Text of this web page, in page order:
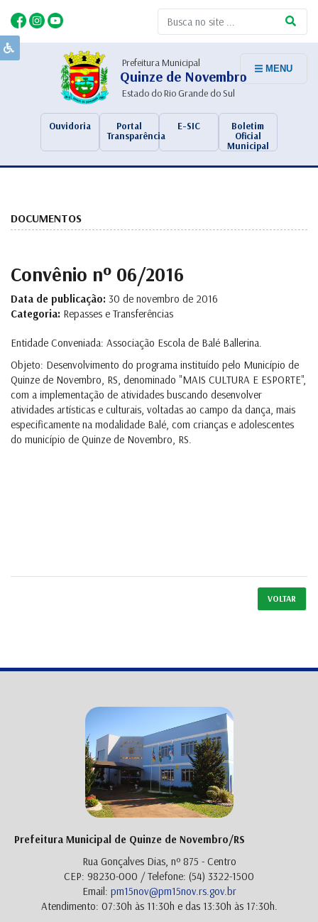
Prefeitura Municipal
Quinze de Novembro
Estado do Rio Grande do Sul
Ouvidoria
Portal
Transparência
E-SIC
Boletim
Oficial
Municipal
MENU
DOCUMENTOS
Convênio nº 06/2016
Data de publicação: 30 de novembro de 2016
Categoria: Repasses e Transferências
Entidade Conveniada: Associação Escola de Balé Ballerina.
Objeto: Desenvolvimento do programa instituído pelo Município de
Quinze de Novembro, RS, denominado "MAIS CULTURA E ESPORTE",
com a implementação de atividades buscando desenvolver
atividades artísticas e culturais, voltadas ao campo da dança, mais
especificamente na modalidade Balé, com crianças e adolescentes
do município de Quinze de Novembro, RS.
VOLTAR
Prefeitura Municipal de Quinze de Novembro/RS
Rua Gonçalves Dias, nº 875 - Centro
CEP: 98230-000 / Telefone: (54) 3322-1500
Email: pm15nov@pm15nov.rs.gov.br
Atendimento: 07:30h às 11:30h e das 13:30h às 17:30h.